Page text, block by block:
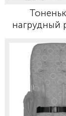
нагрудный